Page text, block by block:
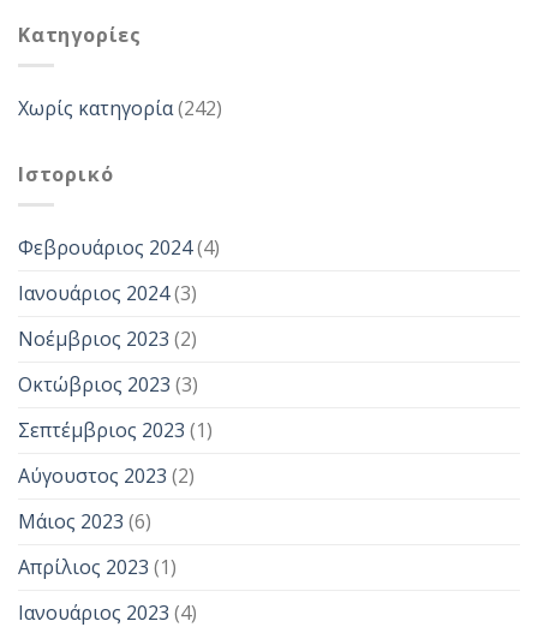
Kατηγορίες
Χωρίς κατηγορία(242)
Ιστορικό
Φεβρουάριος 2024(4)
Ιανουάριος 2024(3)
Νοέμβριος 2023 (2)
Οκτώβριος 2023 (3)
Σεπτέμβριος 2023 (1)
Αύγουστος 2023 (2)
Μάιος 2023 (6)
Απρίλιος 2023 (1)
Ιανουάριος 2023 (4)